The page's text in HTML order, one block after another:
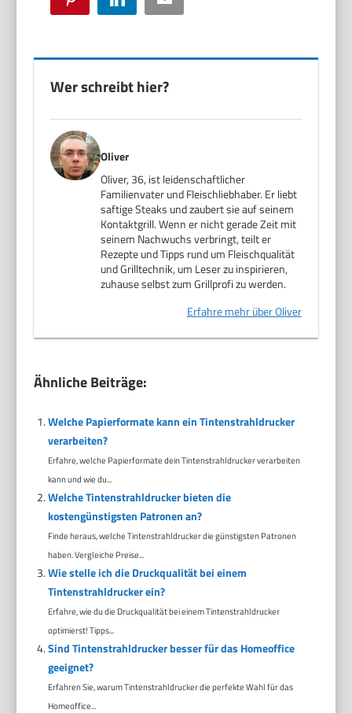
Wer schreibt hier?
Oliver
Oliver, 36, ist leidenschaftlicher
Familienvater und Fleischliebhaber. Er liebt
saftige Steaks und zaubert sie auf seinem
Kontaktgrill. Wenn er nicht gerade Zeit mit
seinem Nachwuchs verbringt, teilt er
Rezepte und Tipps rund um Fleischqualität
und Grilltechnik, um Leser zu inspirieren,
zuhause selbst zum Grillprofi zu werden.
Erfahre mehr über Oliver
Ähnliche Beiträge:
Welche Papierformate kann ein Tintenstrahldrucker
verarbeiten?
Erfahre, welche Papierformate dein Tintenstrahldrucker verarbeiten
kann und wie du...
Welche Tintenstrahldrucker bieten die
kostengünstigsten Patronen an?
Finde heraus, welche Tintenstrahldrucker die günstigsten Patronen
haben. Vergleiche Preise...
Wie stelle ich die Druckqualität bei einem
Tintenstrahldrucker ein?
Erfahre, wie du die Druckqualität bei einem Tintenstrahldrucker
optimierst! Tipps...
Sind Tintenstrahldrucker besser für das Homeoffice
geeignet?
Erfahren Sie, warum Tintenstrahldrucker die perfekte Wahl für das
Homeoffice...